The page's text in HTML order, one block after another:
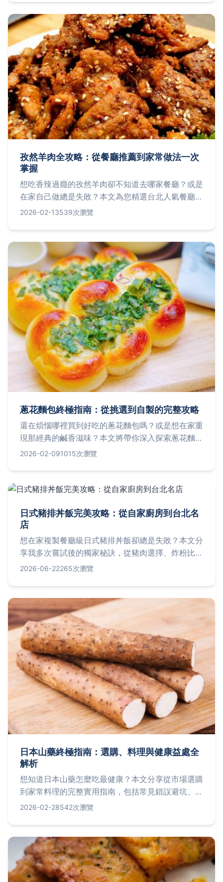
孜然羊肉全攻略：從餐廳推薦到家常做法一次
掌握
想吃香辣過癮的孜然羊肉卻不知道去哪家餐廳？或是
在家自己做總是失敗？本文為您精選台北人氣餐廳詳
細資訊，並分享主廚級獨家食譜與烹飪技巧，讓您輕
2026-02-13539次瀏覽
蔥花麵包終極指南：從挑選到自製的完整攻略
還在煩惱哪裡買到好吃的蔥花麵包嗎？或是想在家重
現那經典的鹹香滋味？本文將帶你深入探索蔥花麵包
的魅力，從台北三家必訪名店的口味評比、不藏私的
2026-02-091015次瀏覽
日式豬排丼飯完美攻略：從自家廚房到台北名
店
想在家複製餐廳級日式豬排丼飯卻總是失敗？本文分
享我多次嘗試後的獨家秘訣，從豬肉選擇、炸粉比例
到醬汁調配，一步步教你做出酥脆多汁的豬排丼，並
議。
2026-06-22265次瀏覽
日本山藥終極指南：選購、料理與健康益處全
解析
想知道日本山藥怎麼吃最健康？本文分享從市場選購
到家常料理的完整實用指南，包括常見錯誤避坑、專
家保存秘訣，讓你輕鬆享受這個超級食材的營養價
2026-02-28542次瀏覽